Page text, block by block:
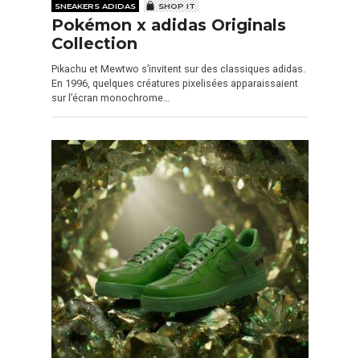
SNEAKERS ADIDAS SHOP IT
Pokémon x adidas Originals
Collection
Pikachu et Mewtwo s’invitent sur des classiques adidas.
En 1996, quelques créatures pixelisées apparaissaient
sur l’écran monochrome…